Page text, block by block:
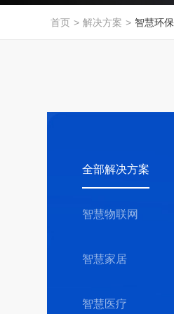
首页 > 解决方案 > 智慧环保
全部解决方案
智慧物联网
智慧家居
智慧医疗